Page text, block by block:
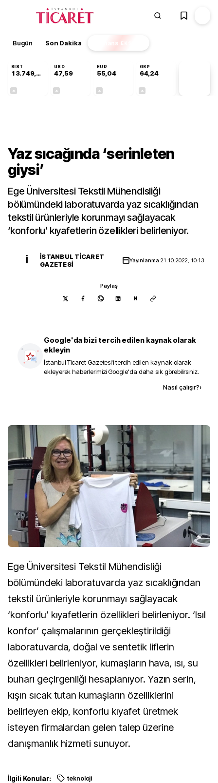
Bugün Son Dakika Finans EKSTRA
BIST
13.749,18
USD
47,59
EUR
55,04
GBP
64,24
Yaz sıcağında ‘serinleten
giysi’
Ege Üniversitesi Tekstil Mühendisliği
bölümündeki laboratuvarda yaz sıcaklığından
tekstil ürünleriyle korunmayı sağlayacak
‘konforlu’ kıyafetlerin özellikleri belirleniyor.
İ
İSTANBUL TICARET
GAZETESI
Yayınlanma 21.10.2022, 10:13
Paylaş
N
Google'da bizi tercih edilen kaynak olarak
ekleyin
İstanbul Ticaret Gazetesi'i tercih edilen kaynak olarak
ekleyerek haberlerimizi Google'da daha sık görebilirsiniz.
Nasıl çalışır?›
Ege Üniversitesi Tekstil Mühendisliği
bölümündeki laboratuvarda yaz sıcaklığından
tekstil ürünleriyle korunmayı sağlayacak
‘konforlu’ kıyafetlerin özellikleri belirleniyor. ‘Isıl
konfor’ çalışmalarının gerçekleştirildiği
laboratuvarda, doğal ve sentetik liflerin
özellikleri belirleniyor, kumaşların hava, ısı, su
buharı geçirgenliği hesaplanıyor. Yazın serin,
kışın sıcak tutan kumaşların özelliklerini
belirleyen ekip, konforlu kıyafet üretmek
isteyen firmalardan gelen talep üzerine
danışmanlık hizmeti sunuyor.
İlgili Konular: teknoloji